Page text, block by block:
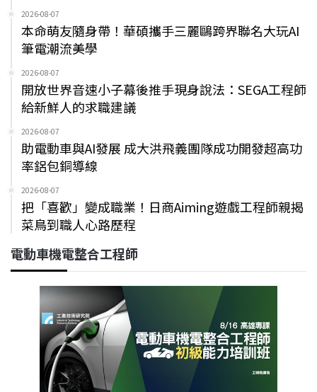
2026-08-07
本命萌友隨身帶！華碩攜手三麗鷗跨界聯名大玩AI
筆電潮流美學
2026-08-07
開放世界音速小子幕後推手現身說法：SEGA工程師
給新鮮人的求職建議
2026-08-07
助電動車與AI發展 成大洪飛義團隊成功開發超高功
率鋁包銅導線
2026-08-07
把「喜歡」變成職業！日商Aiming遊戲工程師親揭
菜鳥到職人心路歷程
電動車機電整合工程師